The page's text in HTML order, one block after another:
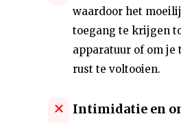
waardoor het
toegang te krijgen
apparatuur of om
rust te voltooien.
Intimidatie en